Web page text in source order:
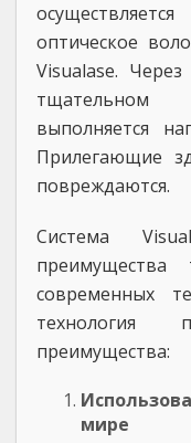
оптическое
Visualase.
тщательном
выполняется
Прилегающие
повреждаются.
Система
преимущества
современных
технология
преимущества:
мире